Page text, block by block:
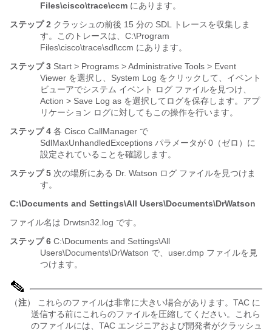
Files\cisco\trace\ccm にあります。
ステップ 2 クラッシュの前後 15 分の SDL トレースを収集しま
す。このトレースは、C:\Program
Files\cisco\trace\sdl\ccm にあります。
ステップ 3 Start > Programs > Administrative Tools > Event
Viewer を選択し、System Log をクリックして、イベント
ビューアでシステム イベント ログ ファイルを見つけ、
Action > Save Log as を選択してログを保存します。アプ
リケーション ログに対してもこの操作を行います。
ステップ 4 各 Cisco CallManager で
SdlMaxUnhandledExceptions パラメータが 0（ゼロ）に
設定されていることを確認します。
ステップ 5 次の場所にある Dr. Watson ログ ファイルを見つけま
す。
C:\Documents and Settings\All Users\Documents\DrWatson
ファイル名は Drwtsn32.log です。
ステップ 6 C:\Documents and Settings\All
Users\Documents\DrWatson で、user.dmp ファイルを見
つけます。
（注） これらのファイルは非常に大きい場合があります。TAC に
送信する前にこれらのファイルを圧縮してください。これら
のファイルには、TAC エンジニアおよび開発者がクラッシュ